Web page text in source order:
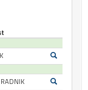
RADNIK